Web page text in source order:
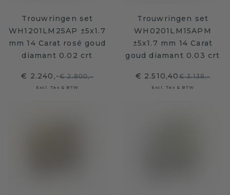
Trouwringen set
WH1201LM25AP ±5x1.7
mm 14 Carat rosé goud
diamant 0.02 crt
€ 2.240,-€ 2.800,-
Excl. Tax & BTW
Trouwringen set
WH0201LM15APM
±5x1.7 mm 14 Carat
goud diamant 0.03 crt
€ 2.510,40€ 3.138,-
Excl. Tax & BTW